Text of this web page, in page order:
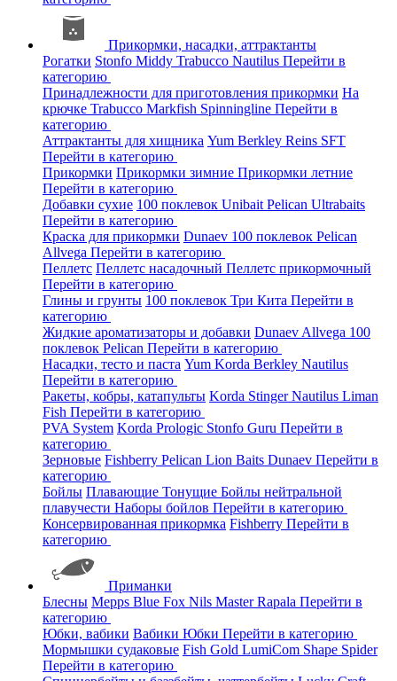
Прикормки, насадки, аттрактанты
Рогатки Stonfo Middy Trabucco Nautilus Перейти в
категорию
Принадлежности для приготовления прикормки На
крючке Trabucco Markfish Spinningline Перейти в
категорию
Аттрактанты для хищника Yum Berkley Reins SFT
Перейти в категорию
Прикормки Прикормки зимние Прикормки летние
Перейти в категорию
Добавки сухие 100 поклевок Unibait Pelican Ultrabaits
Перейти в категорию
Краска для прикормки Dunaev 100 поклевок Pelican
Allvega Перейти в категорию
Пеллетс Пеллетс насадочный Пеллетс прикормочный
Перейти в категорию
Глины и грунты 100 поклевок Три Кита Перейти в
категорию
Жидкие ароматизаторы и добавки Dunaev Allvega 100
поклевок Pelican Перейти в категорию
Насадки, тесто и паста Yum Korda Berkley Nautilus
Перейти в категорию
Ракеты, кобры, катапульты Korda StingerNautilus Liman
Fish Перейти в категорию
PVA System Korda Prologic Stonfo Guru Перейти в
категорию
Зерновые Fishberry Pelican Lion Baits Dunaev Перейти в
категорию
Бойлы Плавающие Тонущие Бойлы нейтральной
плавучести Наборы бойлов Перейти в категорию
Консервированная прикормка Fishberry Перейти в
категорию
Приманки
Блесны Mepps Blue Fox Nils MasterRapala Перейти в
категорию
Юбки, вабики Вабики Юбки Перейти в категорию
Мормышки судаковые Fish Gold LumiCom Shape Spider
Перейти в категорию